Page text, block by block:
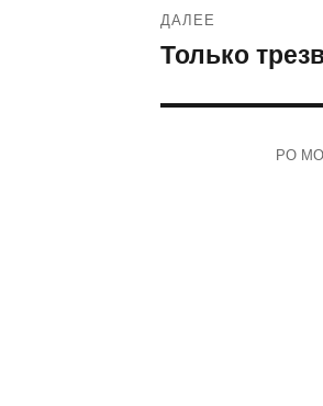
ДАЛЕЕ
Следующая
Только
РО